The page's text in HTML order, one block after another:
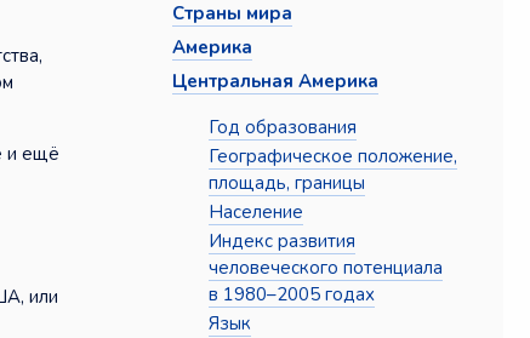
и ещё
или
Страны мира
Америка
Центральная Америка
Год образования
Географическое положение,
площадь, границы
Население
Индекс развития
человеческого потенциала
в 1980–2005 годах
Язык